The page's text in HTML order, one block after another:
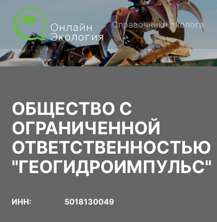
Справочники эколога
ОБЩЕСТВО С
ОГРАНИЧЕННОЙ
ОТВЕТСТВЕННОСТЬЮ
"ГЕОГИДРОИМПУЛЬС"
ИНН: 5018130049